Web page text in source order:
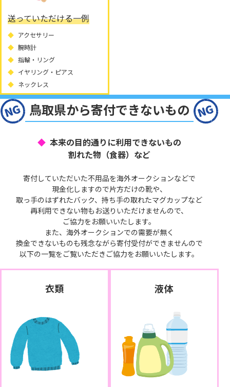
送っていただける一例
アクセサリー
腕時計
指輪・リング
イヤリング・ピアス
ネックレス
鳥取県から寄付できないもの
本来の目的通りに利用できないもの
割れた物（食器）など
寄付していただいた不用品を海外オークションなどで
現金化しますので片方だけの靴や、
取っ手のはずれたバック、持ち手の取れたマグカップなど
再利用できない物もお送りいただけませんので、
ご協力をお願いいたします。
また、海外オークションでの需要が無く
換金できないものも残念ながら寄付受付ができませんので
以下の一覧をご覧いただきご協力をお願いいたします。
衣類 液体